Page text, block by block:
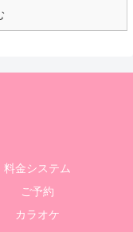
料金システム
ご予約
カラオケ